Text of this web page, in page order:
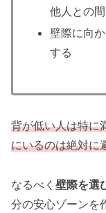
他人との間
壁際に向
する
背が低い人は特に
にいるのは絶対に
なるべく 壁際を選
分の安心ゾーンを